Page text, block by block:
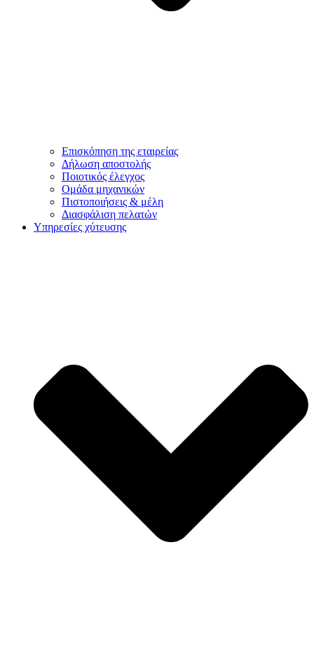
Επισκόπηση της εταιρείας
Δήλωση αποστολής
Ποιοτικός έλεγχος
Ομάδα μηχανικών
Πιστοποιήσεις & μέλη
Διασφάλιση πελατών
Υπηρεσίες χύτευσης